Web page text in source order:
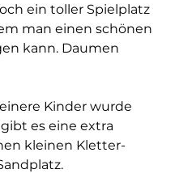
ein toller Spielplatz
man einen schönen
kann. Daumen
Kinder wurde
es eine extra
kleinen Kletter-